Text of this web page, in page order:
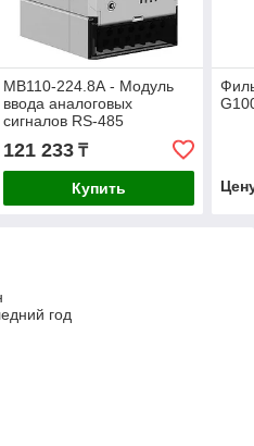
МВ110-224.8А - Модуль
ввода аналоговых
сигналов RS-485
121 233₸
Купить
год